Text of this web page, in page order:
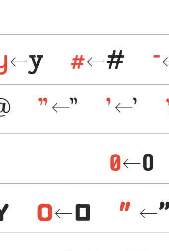
←y #←# -
׳← ׳ ״← ״
0←0
O←O " ←